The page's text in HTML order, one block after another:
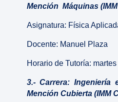
Mención Máquinas
Asignatura: Física
Docente: Manuel Plaza
Horario de Tutoría:
3.- Carrera: Ingeniería
Mención Cubierta (IMM